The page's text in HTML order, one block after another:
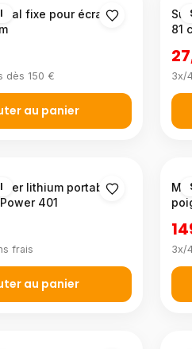
fixe pour écrans
dès 150 €
au panier
81
3x/
lithium portable
401
frais
au panier
3x/